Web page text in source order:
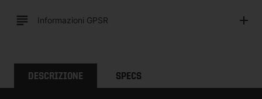
Informazioni GPSR
DESCRIZIONE SPECS